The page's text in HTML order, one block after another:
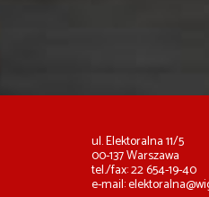
ul. Elektoralna 11/5
00-137 Warszawa
tel./fax: 22 654-19-40
e-mail: